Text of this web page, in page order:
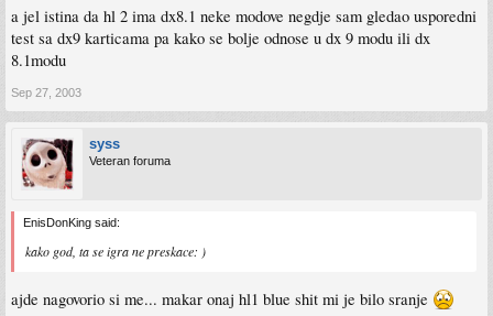
a jel istina da hl 2 ima dx8.1 neke modove negdje sam gledao usporedni
test sa dx9 karticama pa kako se bolje odnose u dx 9 modu ili dx
8.1modu
Sep 27, 2003
syss
Veteran foruma
EnisDonKing said:
kako god, ta se igra ne preskace: )
ajde nagovorio si me... makar onaj hl1 blue shit mi je bilo sranje